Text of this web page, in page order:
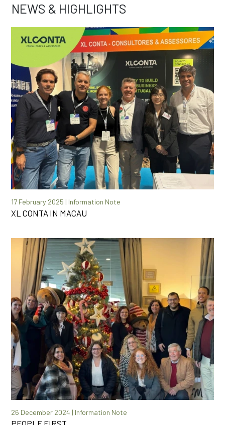
NEWS & HIGHLIGHTS
17 February 2025 | Information Note
XL CONTA IN MACAU
26 December 2024 | Information Note